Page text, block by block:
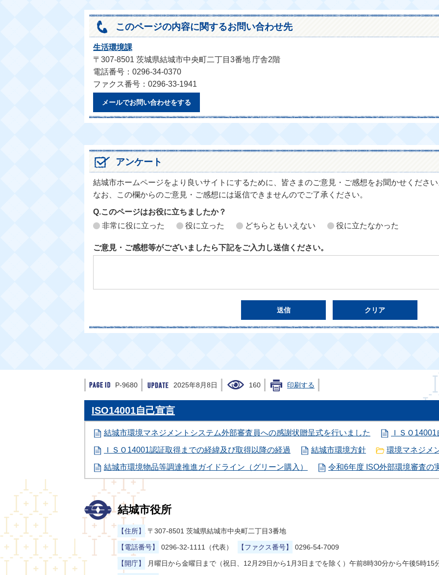
このページの内容に関するお問い合わせ先
生活環境課
〒307-8501 茨城県結城市中央町二丁目3番地 庁舎2階
電話番号：0296-34-0370
ファクス番号：0296-33-1941
メールでお問い合わせをする
アンケート
結城市ホームページをより良いサイトにするために、皆さまのご意見・ご感想をお聞かせくださ
なお、この欄からのご意見・ご感想には返信できませんのでご了承ください。
Q.このページはお役に立ちましたか？
非常に役に立った
役に立った どちらともいえない 役に立たなかった
ご意見・ご感想等がございましたら下記をご入力し送信ください。
P-9680 2025年8月8日 160 印刷する
ISO14001自己宣言
結城市環境マネジメントシステム外部審査員への感謝状贈呈式を行いました ＩＳＯ
ＩＳＯ14001認証取得までの経緯及び取得以降の経過 結城市環境方針 環境マネジメ
結城市環境物品等調達推進ガイドライン（グリーン購入） 令和6年度 ISO外部環境審査の
結城市役所
【住所】 〒307-8501 茨城県結城市中央町二丁目3番地
【電話番号】 0296-32-1111（代表） 【ファクス番号】 0296-54-7009
【開庁】 月曜日から金曜日まで（祝日、12月29日から1月3日までを除く）午前8時30分から午後5時15